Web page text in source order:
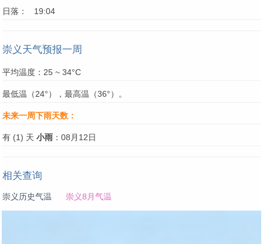
日落： 19:04
崇义天气预报一周
平均温度：25 ~ 34°C
最低温（24°），最高温（36°）。
未来一周下雨天数：
有 (1) 天 小雨 ：08月12日
相关查询
崇义历史气温 崇义8月气温